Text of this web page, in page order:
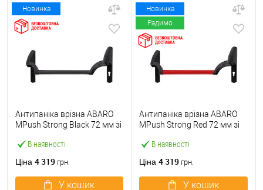
Новинка
В наявності
Антипаніка врізна ABARO
МPush Strong Black 72 мм зі
Ціна 4 319 грн.
У кошик
Новинка
Радимо
В наявності
Антипаніка врізна ABARO
МPush Strong Red 72 мм зі
Ціна 4 319 грн.
У кошик